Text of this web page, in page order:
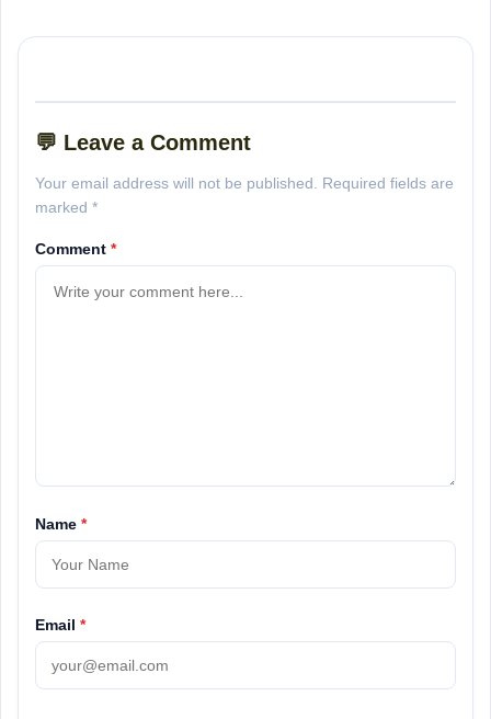
💬 Leave a Comment
Your email address will not be published. Required fields are
marked *
Comment *
Name *
Email *